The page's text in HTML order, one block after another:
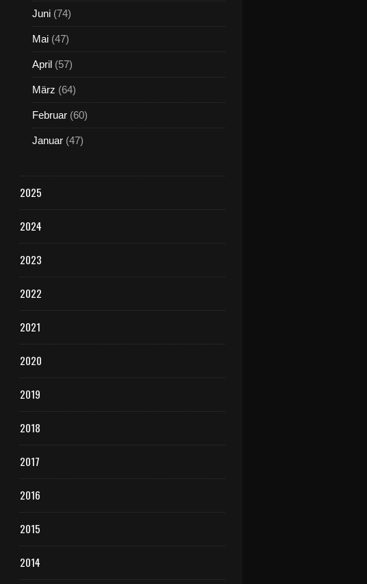
Juni (74)
Mai (47)
April (57)
März (64)
Februar (60)
Januar (47)
2025
2024
2023
2022
2021
2020
2019
2018
2017
2016
2015
2014